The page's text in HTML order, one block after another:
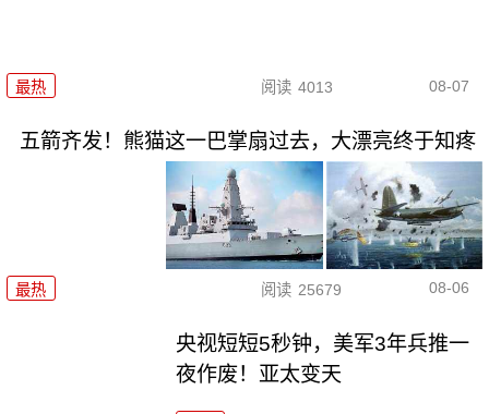
最热 阅读 4013 08-07
五箭齐发！熊猫这一巴掌扇过去，大漂亮终于知疼
最热 阅读 25679 08-06
央视短短5秒钟，美军3年兵推一
夜作废！亚太变天